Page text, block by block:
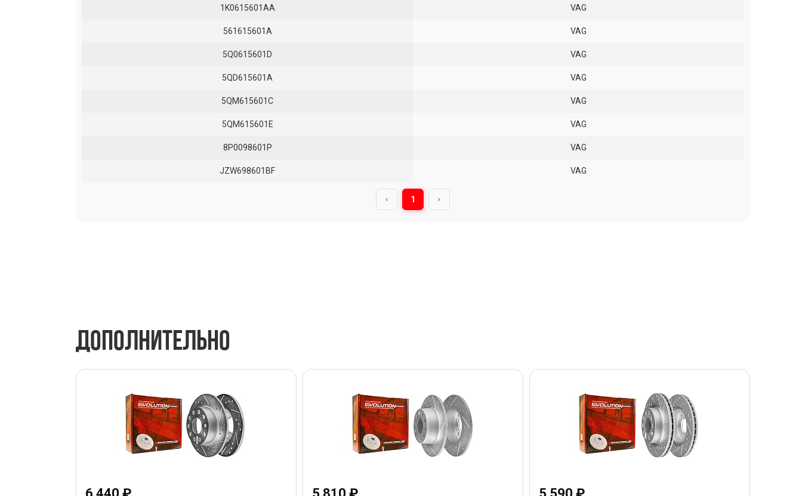
1K0615601AA VAG
561615601A VAG
5Q0615601D VAG
5QD615601A VAG
5QM615601C VAG
5QM615601E VAG
8P0098601P VAG
JZW698601BF VAG
‹ 1 ›
ДОПОЛНИТЕЛЬНО